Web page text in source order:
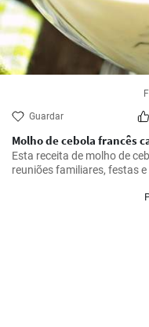
Guardar
Molho de cebola francês
Esta receita de molho de
reuniões familiares, festas